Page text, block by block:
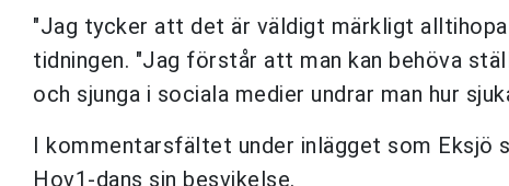
"Jag tycker att det är väldigt märkligt
tidningen. "Jag förstår att man kan behöva
och sjunga i sociala medier undrar man hur
I kommentarsfältet under inlägget som Eksjö
Hov1-dans sin besvikelse.